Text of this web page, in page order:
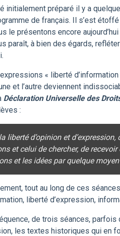
initialement préparé il y a
de français. Il s’est
le présentons encore
paraît, à bien des égards,
« liberté
et l’autre deviennent
Déclaration Universelle des
:
liberté d’opinion et
et celui de chercher, de
et les idées par quelque moyen
tout au long de ces
liberté d’expression,
de trois séances, parfois
les textes historiques qui en